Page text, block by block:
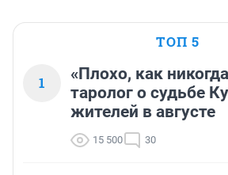
ТОП 5
1
«Плохо, как
таролог о судьбе
жителей в августе
15 500 30